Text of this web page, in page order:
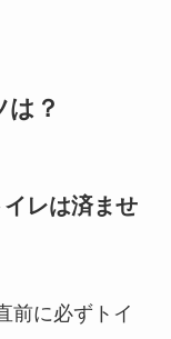
？
レは済ませ
前に必ずトイ